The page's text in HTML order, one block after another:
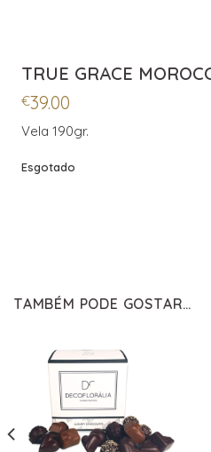
TRUE GRACE
€39.00
Vela 190gr.
Esgotado
TAMBÉM PODE GOSTAR…